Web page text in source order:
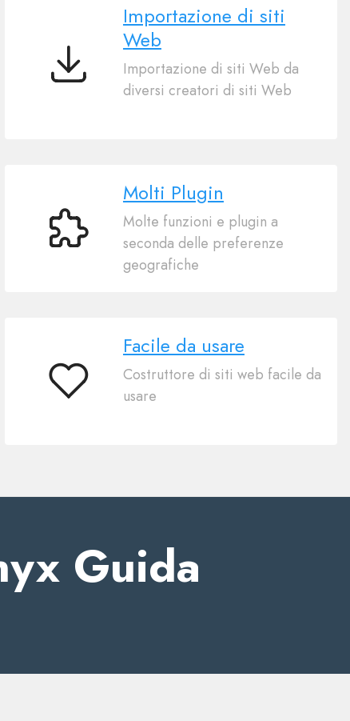
Importazione
Importazione di siti
Web
Importazione di siti Web da
diversi creatori di siti Web
Molti
Molti Plugin
Molte funzioni e plugin a
seconda delle preferenze
geografiche
Facile
Facile da usare
Costruttore di siti web facile da
usare
Guida